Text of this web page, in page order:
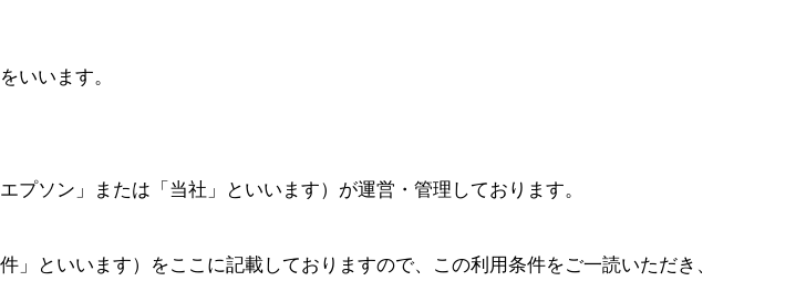
いいます。
ソン」または「当社」といいます）が運営・管理しております。
といいます）をここに記載しておりますので、この利用条件をご一読いただき、